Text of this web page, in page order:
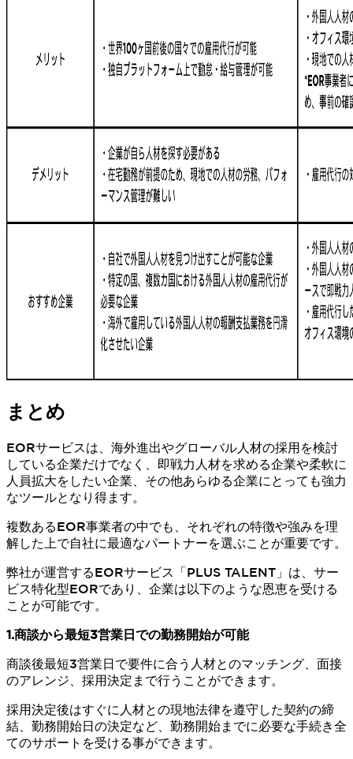
まとめ
EORサービスは、海外進出やグローバル人材の採用を検討
している企業だけでなく、即戦力人材を求める企業や柔軟に
人員拡大をしたい企業、その他あらゆる企業にとっても強力
なツールとなり得ます。
複数あるEOR事業者の中でも、それぞれの特徴や強みを理
解した上で自社に最適なパートナーを選ぶことが重要です。
弊社が運営するEORサービス「PLUS TALENT」は、サー
ビス特化型EORであり、企業は以下のような恩恵を受ける
ことが可能です。
1.商談から最短3営業日での勤務開始が可能
商談後最短3営業日で要件に合う人材とのマッチング、面接
のアレンジ、採用決定まで行うことができます。
採用決定後はすぐに人材との現地法律を遵守した契約の締
結、勤務開始日の決定など、勤務開始までに必要な手続き全
てのサポートを受ける事ができます。